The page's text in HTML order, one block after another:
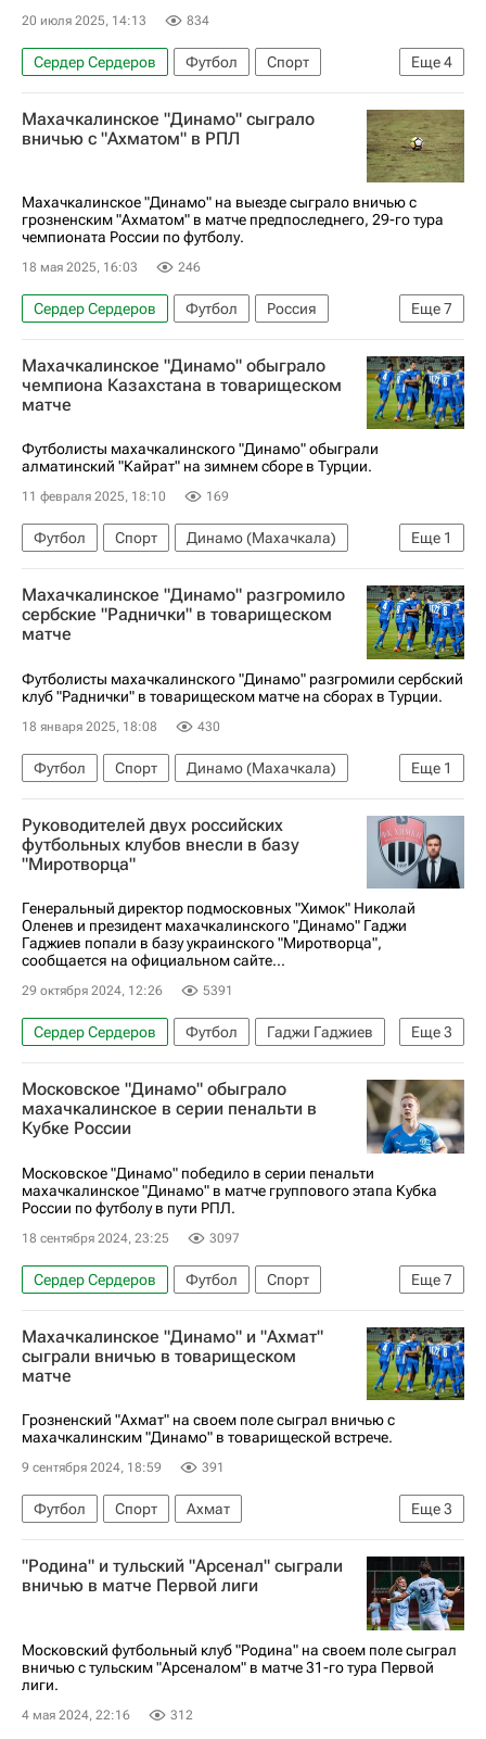
20 июля 2025, 14:13 834
Еще4
Сердер Сердеров Футбол
Спорт
Василий Казарцев
Спартак Москва
РПЛ 2026-2027 (Чемпионат России по футболу)
Махачкалинское "Динамо" сыграло
вничью с "Ахматом" в РПЛ
Махачкалинское "Динамо" на выезде сыграло вничью с
грозненским "Ахматом" в матче предпоследнего, 29-го тура
чемпионата России по футболу.
18 мая 2025, 16:03 246
Еще7
Сердер Сердеров Футбол
Россия
Грозный
Лечи Садулаев
Ахмат
Динамо-Брянск
Зенит
Спорт
РПЛ 2026-2027 (Чемпионат России по футболу)
Махачкалинское "Динамо" обыграло
чемпиона Казахстана в товарищеском
матче
Футболисты махачкалинского "Динамо" обыграли
алматинский "Кайрат" на зимнем сборе в Турции.
11 февраля 2025, 18:10 169
Еще 1
Футбол Спорт
Динамо (Махачкала)
Кайрат
Махачкалинское "Динамо" разгромило
сербские "Раднички" в товарищеском
матче
Футболисты махачкалинского "Динамо" разгромили сербский
клуб "Раднички" в товарищеском матче на сборах в Турции.
18 января 2025, 18:08 430
Еще 1
Футбол Спорт
Динамо (Махачкала)
РПЛ 2026-2027 (Чемпионат России по футболу)
Руководителей двух российских
футбольных клубов внесли в базу
"Миротворца"
Генеральный директор подмосковных "Химок" Николай
Оленев и президент махачкалинского "Динамо" Гаджи
Гаджиев попали в базу украинского "Миротворца",
сообщается на официальном сайте...
29 октября 2024, 12:26 5391
Еще3
Сердер Сердеров Футбол
Гаджи Гаджиев
Химки
Динамо Москва Вокруг спорта
Московское "Динамо" обыграло
махачкалинское в серии пенальти в
Кубке России
Московское "Динамо" победило в серии пенальти
махачкалинское "Динамо" в матче группового этапа Кубка
России по футболу в пути РПЛ.
18 сентября 2024, 23:25 3097
Еще7
Сердер Сердеров Футбол
Спорт
Каспийск
Россия
Ислам Махачев
Динамо Москва
Даниил Фомин
Анжи
UFC
Махачкалинское "Динамо" и "Ахмат"
сыграли вничью в товарищеском
матче
Грозненский "Ахмат" на своем поле сыграл вничью с
махачкалинским "Динамо" в товарищеской встрече.
9 сентября 2024, 18:59 391
Еще3
Футбол Спорт
Ахмат
Кубок России по футболу
Динамо (Махачкала)
РПЛ 2026-2027 (Чемпионат России по футболу)
"Родина" и тульский "Арсенал" сыграли
вничью в матче Первой лиги
Московский футбольный клуб "Родина" на своем поле сыграл
вничью с тульским "Арсеналом" в матче 31-го тура Первой
лиги.
4 мая 2024, 22:16 312